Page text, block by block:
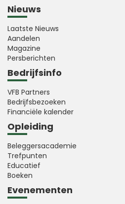
Nieuws
Laatste Nieuws
Aandelen
Magazine
Persberichten
Bedrijfsinfo
VFB Partners
Bedrijfsbezoeken
Financiële kalender
Opleiding
Beleggersacademie
Trefpunten
Educatief
Boeken
Evenementen